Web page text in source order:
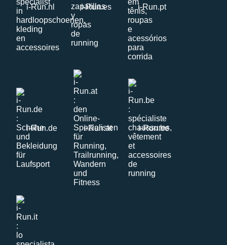
i-Run.nl i-Run.es i-Run.pt
i-Run.de i-Run.at i-Run.be